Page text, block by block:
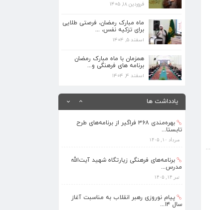
فروردین ۱۸, ۱۴۰۵
ماه مبارک رمضان، فرصتی طلایی
برای تزکیه نفس، ...
اسفند ۵, ۱۴۰۴
همزمان با ماه مبارک رمضان
برنامه های فرهنگی و...
اسفند ۴, ۱۴۰۴
یادداشت ها
نفس، ...
اسفند ۵, ۱۴۰۴
فرهنگی و...
اسفند ۴, ۱۴۰۴
تابستا...
مرداد ۱۰, ۱۴۰۵
برنامه‌های فرهنگی زیارتگاه شهید آیت‌الله
مدرس...
تیر ۱۴, ۱۴۰۵
پیام نوروزی رهبر انقلاب به مناسبت آغاز
سال ۱۴...
فروردین ۱۸, ۱۴۰۵
ماه مبارک رمضان، فرصتی طلایی برای تزکیه
نفس، ...